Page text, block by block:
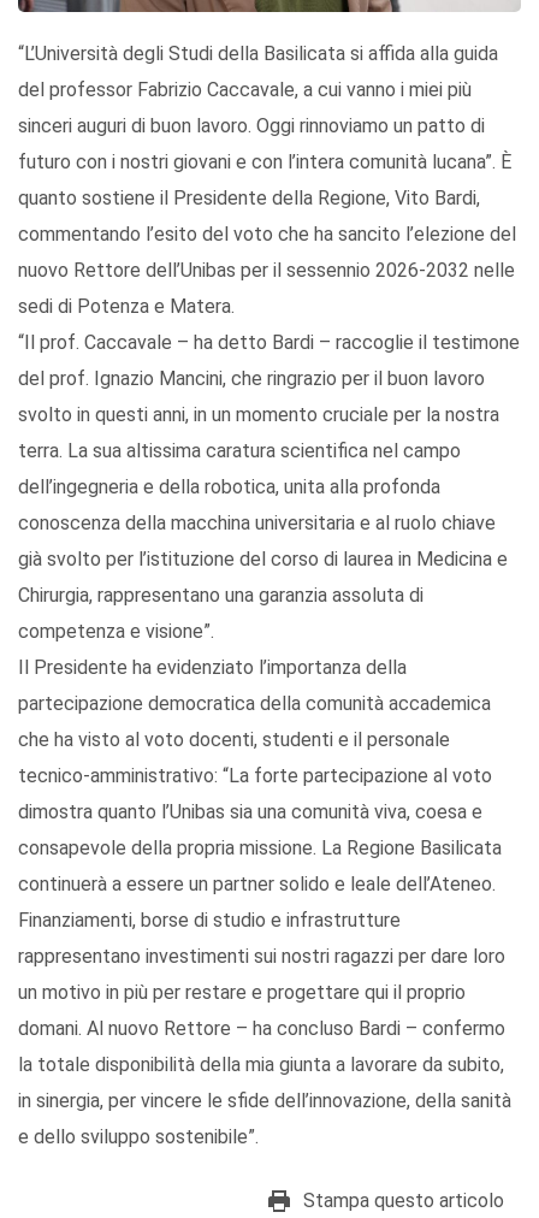
“L’Università degli Studi della Basilicata si affida alla guida
del professor Fabrizio Caccavale, a cui vanno i miei più
sinceri auguri di buon lavoro. Oggi rinnoviamo un patto di
futuro con i nostri giovani e con l’intera comunità lucana”. È
quanto sostiene il Presidente della Regione, Vito Bardi,
commentando l’esito del voto che ha sancito l’elezione del
nuovo Rettore dell’Unibas per il sessennio 2026-2032 nelle
sedi di Potenza e Matera.
“Il prof. Caccavale – ha detto Bardi – raccoglie il testimone
del prof. Ignazio Mancini, che ringrazio per il buon lavoro
svolto in questi anni, in un momento cruciale per la nostra
terra. La sua altissima caratura scientifica nel campo
dell’ingegneria e della robotica, unita alla profonda
conoscenza della macchina universitaria e al ruolo chiave
già svolto per l’istituzione del corso di laurea in Medicina e
Chirurgia, rappresentano una garanzia assoluta di
competenza e visione”.
Il Presidente ha evidenziato l’importanza della
partecipazione democratica della comunità accademica
che ha visto al voto docenti, studenti e il personale
tecnico-amministrativo: “La forte partecipazione al voto
dimostra quanto l’Unibas sia una comunità viva, coesa e
consapevole della propria missione. La Regione Basilicata
continuerà a essere un partner solido e leale dell’Ateneo.
Finanziamenti, borse di studio e infrastrutture
rappresentano investimenti sui nostri ragazzi per dare loro
un motivo in più per restare e progettare qui il proprio
domani. Al nuovo Rettore – ha concluso Bardi – confermo
la totale disponibilità della mia giunta a lavorare da subito,
in sinergia, per vincere le sfide dell’innovazione, della sanità
e dello sviluppo sostenibile”.
Stampa questo articolo